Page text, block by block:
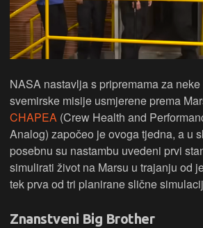
NASA nastavlja s pripremama za
svemirske misije usmjerene prema
CHAPEA (Crew Health and
Analog) započeo je ovoga tjedna, a u
posebnu su nastambu uvedeni prvi
simulirati život na Marsu u trajanju od
tek prva od tri planirane slične
Znanstveni Big Brother